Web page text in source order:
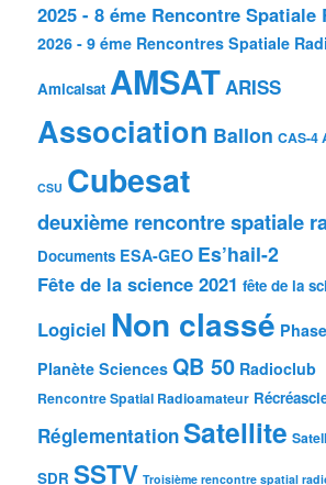
2025 - 8 éme Rencontre Spatiale
2026 - 9 éme Rencontres Spatiale
Amicalsat AMSATARISS
Association Ballon CAS-4
CSU Cubesat
deuxième rencontre spatiale
Documents ESA-GEO Es’hail-2
Fête de la science 2021 fête de la
Logiciel Non classé
Planète Sciences QB 50 Radioclub
Rencontre Spatial Radioamateur
RéglementationSatellite
SDR SSTV Troisième rencontre spatial